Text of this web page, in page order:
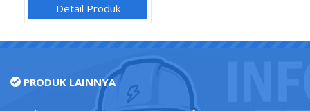
Detail Produk
PRODUK LAINNYA